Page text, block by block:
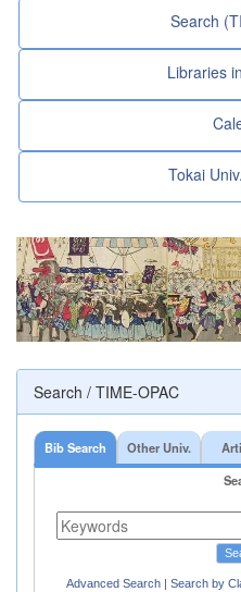
Search
Libraries
Tokai
Search / TIME-OPAC
Bib Search Other Univ.
Advanced Search Search by